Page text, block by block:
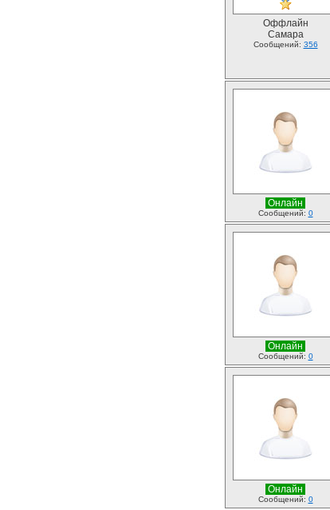
Оффлайн
Самара
Сообщений: 356
Онлайн
Сообщений: 0
Онлайн
Сообщений: 0
Онлайн
Сообщений: 0